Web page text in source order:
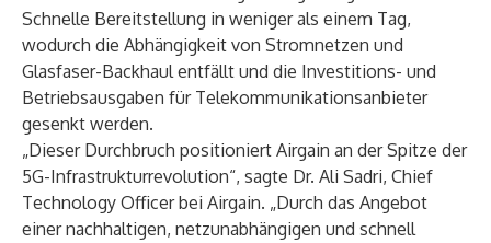
Schnelle Bereitstellung in weniger als einem Tag,
wodurch die Abhängigkeit von Stromnetzen und
Glasfaser-Backhaul entfällt und die Investitions- und
Betriebsausgaben für Telekommunikationsanbieter
gesenkt werden.
„Dieser Durchbruch positioniert Airgain an der Spitze der
5G-Infrastrukturrevolution“, sagte Dr. Ali Sadri, Chief
Technology Officer bei Airgain. „Durch das Angebot
einer nachhaltigen, netzunabhängigen und schnell